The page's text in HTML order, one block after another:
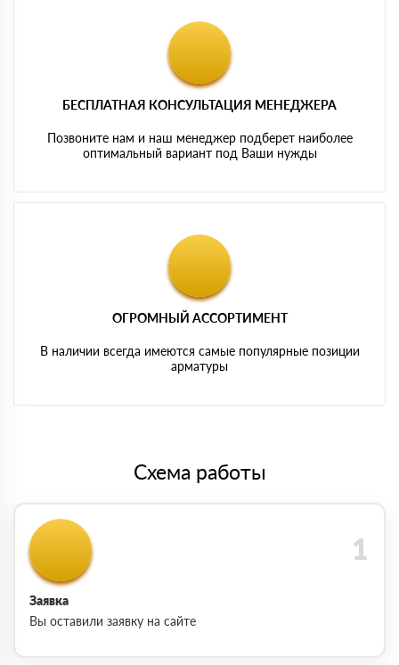
БЕСПЛАТНАЯ КОНСУЛЬТАЦИЯ МЕНЕДЖЕРА
Позвоните нам и наш менеджер подберет наиболее
оптимальный вариант под Ваши нужды
ОГРОМНЫЙ АССОРТИМЕНТ
В наличии всегда имеются самые популярные позиции
арматуры
Схема работы
Заявка
Вы оставили заявку на сайте